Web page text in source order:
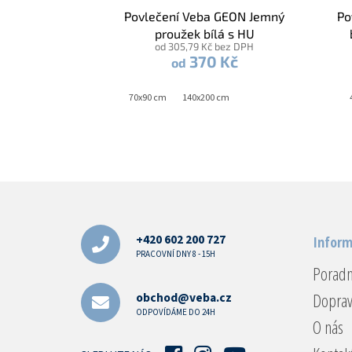
Povlečení Veba GEON Jemný
proužek bílá s HU
od 305,79 Kč bez DPH
od 370 Kč
70x90 cm 140x200 cm
+420 602 200 727
PRACOVNÍ DNY 8 - 15H
obchod@veba.cz
ODPOVÍDÁME DO 24H
O nás